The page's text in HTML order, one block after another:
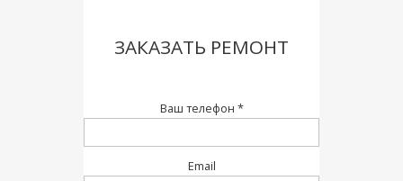
ЗАКАЗАТЬ РЕМОНТ
Ваш телефон *
Email